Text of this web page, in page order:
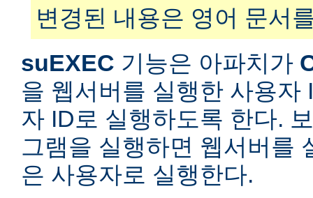
변경된 내용은 영어 문서
suEXEC 기능은 아파치가
을 웹서버를 실행한 사용자
자 ID로 실행하도록 한다.
그램을 실행하면 웹서버를
은 사용자로 실행한다.